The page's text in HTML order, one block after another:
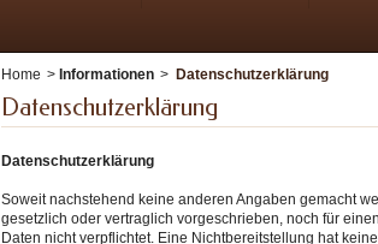
Home > Informationen > Datenschutzerklärung
Datenschutzerklärung
Datenschutzerklärung
Soweit nachstehend keine anderen Angaben gemacht
gesetzlich oder vertraglich vorgeschrieben, noch für
Daten nicht verpflichtet. Eine Nichtbereitstellung hat